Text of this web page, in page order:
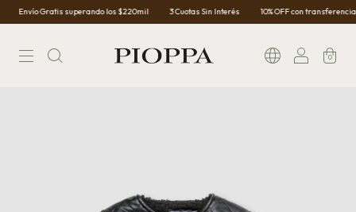
Envío Gratis superando los $220mil 3 Cuotas Sin Interés 10% OFF con transferencia
0